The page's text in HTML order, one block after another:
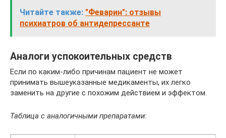
Читайте также: "Феварин": отзывы
психиатров об антидепрессанте
Аналоги успокоительных средств
Если по каким-либо причинам пациент не может
принимать вышеуказанные медикаменты, их легко
заменить на другие с похожим действием и эффектом.
Таблица с аналогичными препаратами: